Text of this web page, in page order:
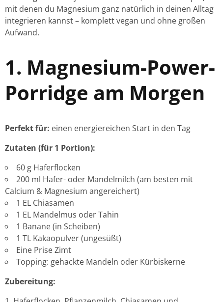
mit denen du Magnesium ganz natürlich in deinen Alltag
integrieren kannst – komplett vegan und ohne großen
Aufwand.
1. Magnesium-Power-
Porridge am Morgen
Perfekt für: einen energiereichen Start in den Tag
Zutaten (für 1 Portion):
60 g Haferflocken
200 ml Hafer- oder Mandelmilch (am besten mit
Calcium & Magnesium angereichert)
1 EL Chiasamen
1 EL Mandelmus oder Tahin
1 Banane (in Scheiben)
1 TL Kakaopulver (ungesüßt)
Eine Prise Zimt
Topping: gehackte Mandeln oder Kürbiskerne
Zubereitung: